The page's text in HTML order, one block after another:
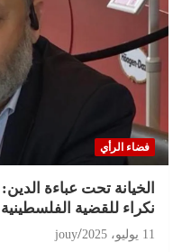
فضاء الرأي
الخيانة تحت عباءة
نكراء للقضية
11 يوليو، 2025 jouy